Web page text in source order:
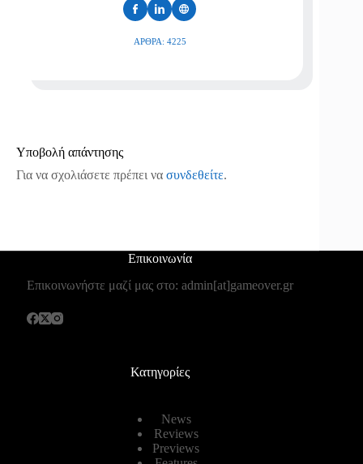
ΆΡΘΡΑ: 4225
Υποβολή απάντησης
Για να σχολιάσετε πρέπει να συνδεθείτε.
Επικοινωνία
Επικοινωνήστε μαζί μας στο: admin[at]gameover.gr
Κατηγορίες
News
Reviews
Previews